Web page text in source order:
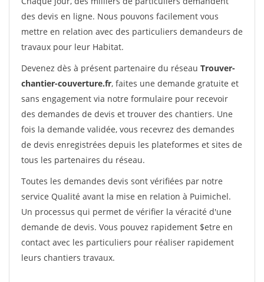
des devis en ligne. Nous pouvons facilement vous
mettre en relation avec des particuliers demandeurs de
travaux pour leur Habitat.
Devenez dès à présent partenaire du réseau Trouver-
chantier-couverture.fr, faites une demande gratuite et
sans engagement via notre formulaire pour recevoir
des demandes de devis et trouver des chantiers. Une
fois la demande validée, vous recevrez des demandes
de devis enregistrées depuis les plateformes et sites de
tous les partenaires du réseau.
Toutes les demandes devis sont vérifiées par notre
service Qualité avant la mise en relation à Puimichel.
Un processus qui permet de vérifier la véracité d'une
demande de devis. Vous pouvez rapidement $etre en
contact avec les particuliers pour réaliser rapidement
leurs chantiers travaux.